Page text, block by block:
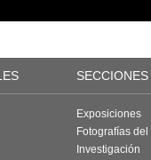
SECCIONES
Exposiciones
Fotografías del
Investigación